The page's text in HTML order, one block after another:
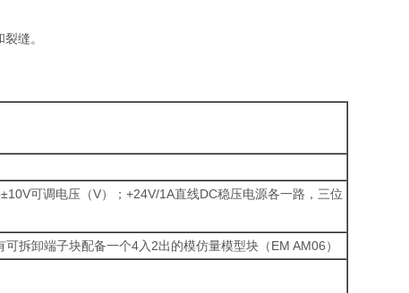
缝。
可调电压（V）；+24V/1A直线DC稳压电源各一路，三位
拆卸端子块配备一个4入2出的模仿量模型块（EM AM06）